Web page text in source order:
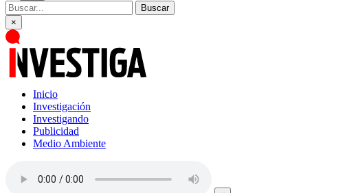
Buscar
×
Inicio
Investigación
Investigando
Publicidad
Medio Ambiente